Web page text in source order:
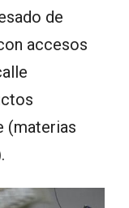
de
accesos
(materias